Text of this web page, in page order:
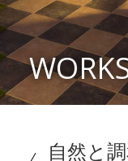
自然と